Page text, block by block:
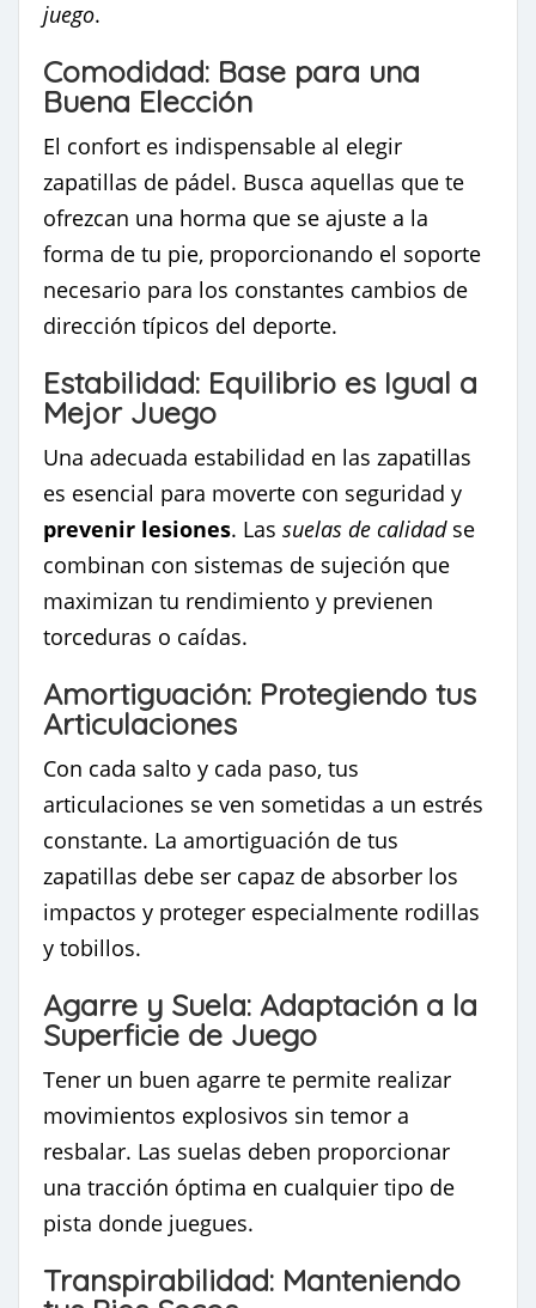
juego.
Comodidad: Base para una
Buena Elección
El confort es indispensable al elegir
zapatillas de pádel. Busca aquellas que te
ofrezcan una horma que se ajuste a la
forma de tu pie, proporcionando el soporte
necesario para los constantes cambios de
dirección típicos del deporte.
Estabilidad: Equilibrio es Igual a
Mejor Juego
Una adecuada estabilidad en las zapatillas
es esencial para moverte con seguridad y
prevenir lesiones. Las suelas de calidadse
combinan con sistemas de sujeción que
maximizan tu rendimiento y previenen
torceduras o caídas.
Amortiguación: Protegiendo tus
Articulaciones
Con cada salto y cada paso, tus
articulaciones se ven sometidas a un estrés
constante. La amortiguación de tus
zapatillas debe ser capaz de absorber los
impactos y proteger especialmente rodillas
y tobillos.
Agarre y Suela: Adaptación a la
Superficie de Juego
Tener un buen agarre te permite realizar
movimientos explosivos sin temor a
resbalar. Las suelas deben proporcionar
una tracción óptima en cualquier tipo de
pista donde juegues.
Transpirabilidad: Manteniendo